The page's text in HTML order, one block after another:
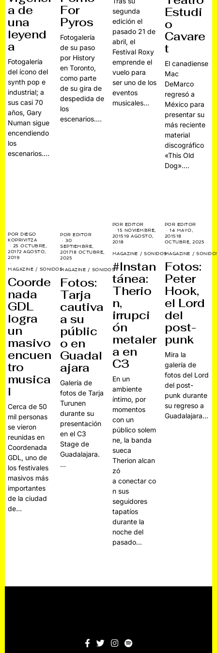
a de
una
leyend
a
Fotogalería
del ícono del
synth pop e
industrial; a
sus casi 70
años, Gary
Numan sigue
encendiendo
los
escenarios.…
For
Pyros
Fotogalería
de su paso
por History
en Toronto,
como parte
de su gira de
despedida de
los
escenarios.…
segunda
edición el
pasado 21 de
abril, el
Festival Roxy
emprende el
vuelo para
ser uno de los
eventos
musicales…
Estudi
o
Cavare
t
El canadiense
Mac
DeMarco
regresó a
México para
presentar su
más reciente
material
discográfico
«This Old
Dog».…
PORDIEGO
KOPRIVITZA
25 OCTUBRE,
20172 AGOSTO,
2019
MAGAZINE / SONIDOS
Coorde
nada
GDL
logra
un
masivo
encuen
tro
musica
l
Cerca de 50
mil personas
se vieron
reunidas en
Coordenada
GDL, uno de
los festivales
masivos más
importantes
de la ciudad
de…
POREDITOR
30
SEPTIEMBRE,
201718 OCTUBRE,
2025
MAGAZINE / SONIDOS
Fotos:
Tarja
cautiva
a su
públic
o en
Guadal
ajara
Galería de
fotos de Tarja
Turunen
durante su
presentación
en el C3
Stage de
Guadalajara.
…
POR EDITOR
15 NOVIEMBRE,
2015 19 AGOSTO,
2018
MAGAZINE / SONIDOS
#Instan
tánea:
Therio
n,
irrupci
ón
metaler
a en
C3
En un
ambiente
íntimo, por
momentos
con un
público solem
ne, la banda
sueca
Therion alcan
zó
a conectar co
n sus
seguidores
tapatíos
durante la
noche del
pasado…
POR EDITOR
14 MAYO,
2015 18
OCTUBRE, 2025
MAGAZINE /
Fotos:
Peter
Hook,
el Lord
del
post-
punk
Mira la
galería de
fotos del Lord
del post-
punk durante
su regreso a
Guadalajara…